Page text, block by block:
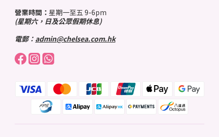
營業時間： 星期一至五 9-6pm
(星期六，日及公眾假期休息)
電郵： admin@chelsea.com.hk